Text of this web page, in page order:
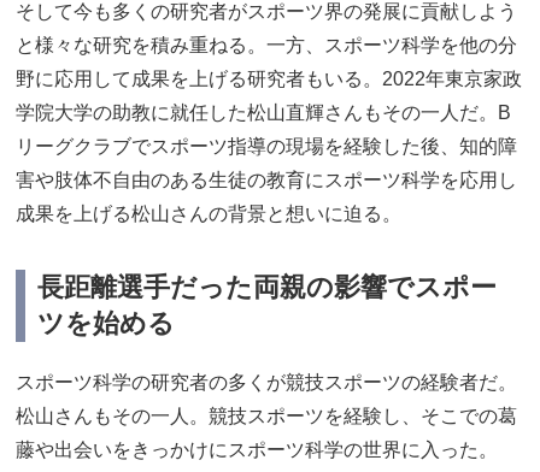
そして今も多くの研究者がスポーツ界の発展に貢献しよう
と様々な研究を積み重ねる。一方、スポーツ科学を他の分
野に応用して成果を上げる研究者もいる。2022年東京家政
学院大学の助教に就任した松山直輝さんもその一人だ。B
リーグクラブでスポーツ指導の現場を経験した後、知的障
害や肢体不自由のある生徒の教育にスポーツ科学を応用し
成果を上げる松山さんの背景と想いに迫る。
長距離選手だった両親の影響でスポー
ツを始める
スポーツ科学の研究者の多くが競技スポーツの経験者だ。
松山さんもその一人。競技スポーツを経験し、そこでの葛
藤や出会いをきっかけにスポーツ科学の世界に入った。